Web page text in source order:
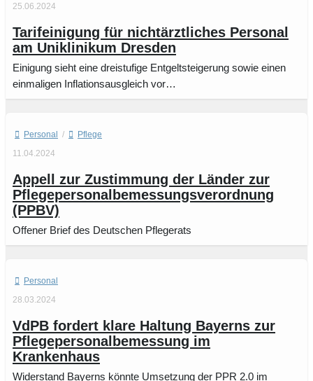
25.06.2024
Tarifeinigung für nichtärztliches Personal
am Uniklinikum Dresden
Einigung sieht eine dreistufige Entgeltsteigerung sowie einen
einmaligen Inflationsausgleich vor…
Personal /
Pflege
11.04.2024
Appell zur Zustimmung der Länder zur
Pflegepersonalbemessungsverordnung
(PPBV)
Offener Brief des Deutschen Pflegerats
Personal
28.03.2024
VdPB fordert klare Haltung Bayerns zur
Pflegepersonalbemessung im
Krankenhaus
Widerstand Bayerns könnte Umsetzung der PPR 2.0 im